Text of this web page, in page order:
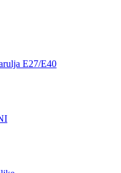
E27/E40